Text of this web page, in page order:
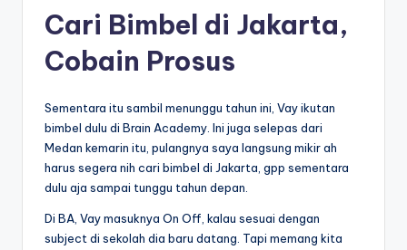
Cari Bimbel di Jakarta,
Cobain Prosus
Sementara itu sambil menunggu tahun ini, Vay ikutan
bimbel dulu di Brain Academy. Ini juga selepas dari
Medan kemarin itu, pulangnya saya langsung mikir ah
harus segera nih cari bimbel di Jakarta, gpp sementara
dulu aja sampai tunggu tahun depan.
Di BA, Vay masuknya On Off, kalau sesuai dengan
subject di sekolah dia baru datang. Tapi memang kita